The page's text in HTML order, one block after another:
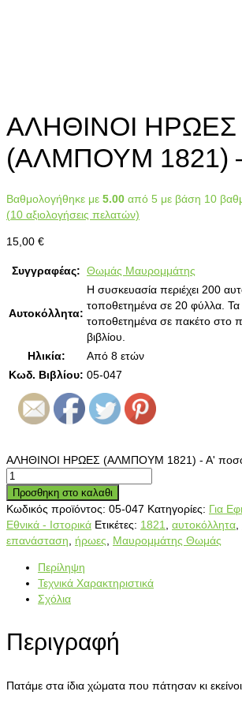
ΑΛΗΘΙΝΟΙ ΗΡΩΕΣ
(ΑΛΜΠΟΥΜ 1821)
Βαθμολογήθηκε με 5.00 από 5 με βάση 10
(10 αξιολογήσεις πελατών)
15,00 €
Συγγραφέας: Θωμάς Μαυρομμάτης
Αυτοκόλλητα:
Η συσκευασία περιέχει 200
τοποθετημένα σε 20 φύλλα. Τα
τοποθετημένα σε πακέτο στο
βιβλίου.
Ηλικία:
Από 8 ετών
Κωδ. Βιβλίου: 05-047
ΑΛΗΘΙΝΟΙ ΗΡΩΕΣ (ΑΛΜΠΟΥΜ 1821) - Α'
Προσθηκη στο καλαθι
Κωδικός προϊόντος: 05-047 Κατηγορίες: Για
Εθνικά - Ιστορικά Ετικέτες: 1821, αυτοκόλλητα,
επανάσταση, ήρωες, Μαυρομμάτης Θωμάς
Περίληψη
Τεχνικά Χαρακτηριστικά
Σχόλια
Περιγραφή
Πατάμε στα ίδια χώματα που πάτησαν κι